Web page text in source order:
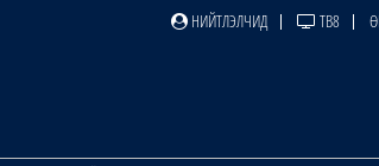
НИЙТЛЭЛЧИД ТВ8